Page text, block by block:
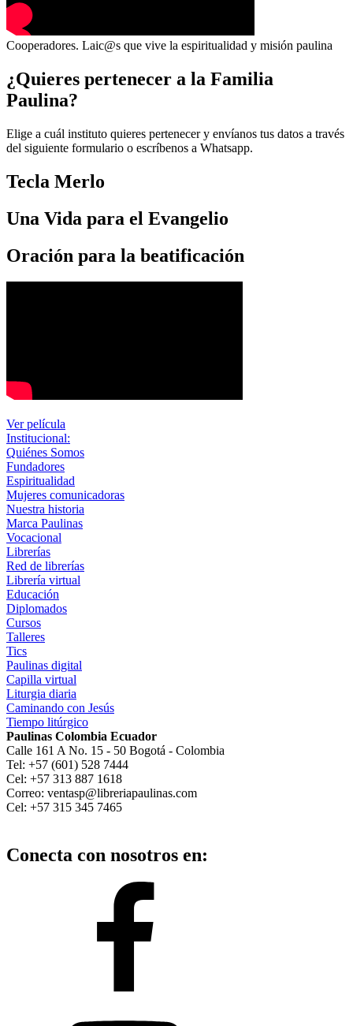
Cooperadores. Laic@s que vive la espiritualidad y misión paulina
¿Quieres pertenecer a la Familia
Paulina?
Elige a cuál instituto quieres pertenecer y envíanos tus datos a través
del siguiente formulario o escríbenos a Whatsapp.
Tecla Merlo
Una Vida para el Evangelio
Oración para la beatificación
Ver película
Institucional:
Quiénes Somos
Fundadores
Espiritualidad
Mujeres comunicadoras
Nuestra historia
Marca Paulinas
Vocacional
Librerías
Red de librerías
Librería virtual
Educación
Diplomados
Cursos
Talleres
Tics
Paulinas digital
Capilla virtual
Liturgia diaria
Caminando con Jesús
Tiempo litúrgico
Paulinas Colombia Ecuador
Calle 161 A No. 15 - 50 Bogotá - Colombia
Tel: +57 (601) 528 7444
Cel: +57 313 887 1618
Correo: ventasp@libreriapaulinas.com
Cel: +57 315 345 7465
Conecta con nosotros en: